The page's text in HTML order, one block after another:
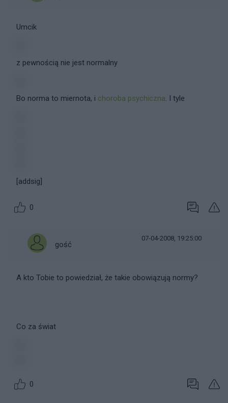
Umcik
z pewnością nie jest normalny
Bo norma to miernota, i choroba psychiczna. I tyle
[addsig]
0
gość
07-04-2008, 19:25:00
A kto Tobie to powiedział, że takie obowiązują normy?
Co za świat
0